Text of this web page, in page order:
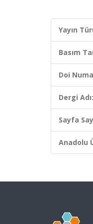
Yayın
Basım
Doi
Dergi Adı:
Sayfa
Anadolu